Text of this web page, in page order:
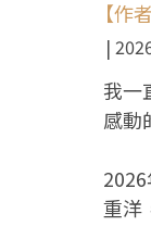
【作
我一
感動
重洋